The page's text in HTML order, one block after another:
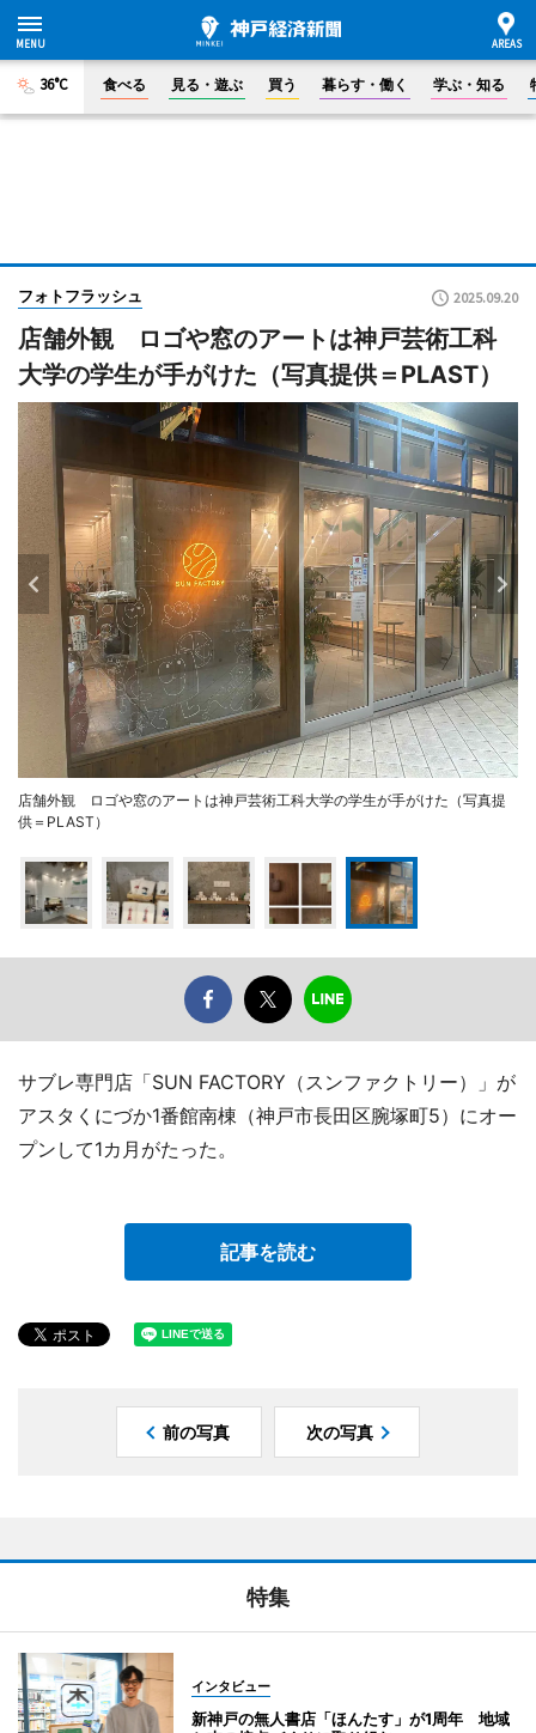
36°C 食べる 見る・遊ぶ 買う 暮らす・働く 学ぶ・知る
フォトフラッシュ 2025.09.20
店舗外観 ロゴや窓のアートは神戸芸術工科
大学の学生が手がけた（写真提供＝PLAST）
店舗外観 ロゴや窓のアートは神戸芸術工科大学の学生が手がけた（写真提
供＝PLAST）
サブレ専門店「SUN FACTORY（スンファクトリー）」が
アスタくにづか1番館南棟（神戸市長田区腕塚町5）にオー
プンして1カ月がたった。
記事を読む
前の写真 次の写真
特集
インタビュー
新神戸の無人書店「ほんたす」が1周年 地域